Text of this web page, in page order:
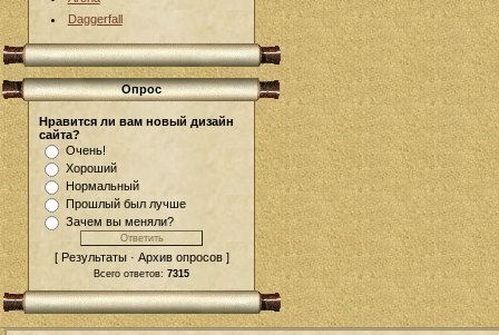
Daggerfall
Опрос
Нравится ли вам новый дизайн
сайта?
Очень!
Хороший
Нормальный
Прошлый был лучше
Зачем вы меняли?
[ Результаты · Архив опросов ]
Всего ответов: 7315